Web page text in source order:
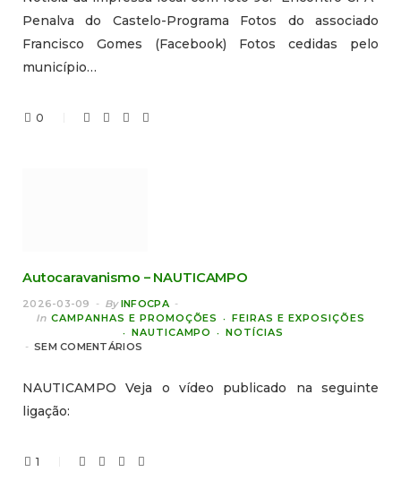
Penalva do Castelo-Programa Fotos do associado
Francisco Gomes (Facebook) Fotos cedidas pelo
município…
0
Autocaravanismo – NAUTICAMPO
2026-03-09 By INFOCPA
In CAMPANHAS E PROMOÇÕES
FEIRAS E EXPOSIÇÕES
NAUTICAMPO
NOTÍCIAS
SEM COMENTÁRIOS
NAUTICAMPO Veja o vídeo publicado na seguinte
ligação:
1